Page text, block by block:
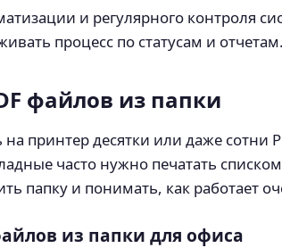
и регулярного контроля
процесс по статусам и отчетам.
файлов из папки
принтер десятки или даже сотни
часто нужно печатать
папку и понимать, как работает
из папки для офиса